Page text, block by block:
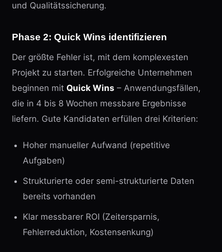
und Qualitätssicherung.
Phase 2: Quick Wins identifizieren
Der größte Fehler ist, mit dem komplexesten
Projekt zu starten. Erfolgreiche Unternehmen
beginnen mit Quick Wins – Anwendungsfällen,
die in 4 bis 8 Wochen messbare Ergebnisse
liefern. Gute Kandidaten erfüllen drei Kriterien:
Hoher manueller Aufwand (repetitive
Aufgaben)
Strukturierte oder semi-strukturierte Daten
bereits vorhanden
Klar messbarer ROI (Zeitersparnis,
Fehlerreduktion, Kostensenkung)